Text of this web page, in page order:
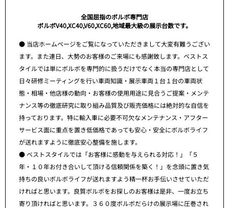
全国屈指のボルボ専門店
ボルボV40,XC40,V60,XC60,地域最大級の展示台数です。
● 当店ホームページをご覧になっていただきまして大変有難うござい
ます。また連日、大勢のお客様のご来場にも感謝致します。ベストス
タイルでは単にボルボを専門的に扱うだけでなく本当の専門店として
日々研修ミーティングを行い車両知識・展示車両１台１台の車両状
態・相場・他店様の動向・お客様の使用用途に見合うご提案・メンテ
ナンス等の徹底研究に取り組み品質及び販売価格には絶対的な自信を
持っております。特に輸入車に必要不可欠なメンテナンス・アフター
サービス面に重点を置き低価格であっても安心・安全にボルボライフ
が送れますように徹底安心整備を施します。
● ベストスタイルでは「お客様に感動を与えられる対応！」「５
年・１０年お付き合いして頂ける信頼関係を築く！」を念頭に置き気
持ちの良いボルボライフが送れますよう精一杯お手伝いさせていただ
ければと思います。良質ボルボをお探しのお客様は是非、一度お立ち
寄り頂ければと思います。３６０度ボルボだらけの展示場に圧巻され